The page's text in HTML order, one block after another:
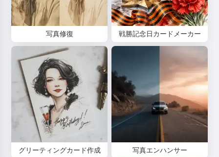
写真修復 戦勝記念日カードメーカー
グリーティングカード作成 写真エンハンサー